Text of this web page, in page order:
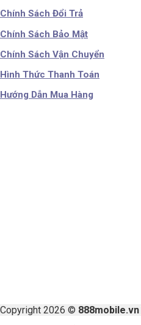
Chính Sách Đổi Trả
Chính Sách Bảo Mật
Chính Sách Vận Chuyển
Hình Thức Thanh Toán
Hướng Dẫn Mua Hàng
Copyright 2026 © 888mobile.vn